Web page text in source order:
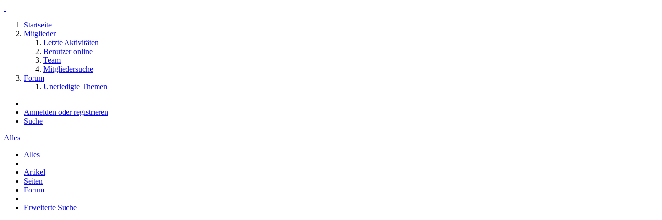
Startseite
Mitglieder
Letzte Aktivitäten
Benutzer online
Team
Mitgliedersuche
Forum
Unerledigte Themen
Anmelden oder registrieren
Suche
Alles
Alles
Artikel
Seiten
Forum
Erweiterte Suche